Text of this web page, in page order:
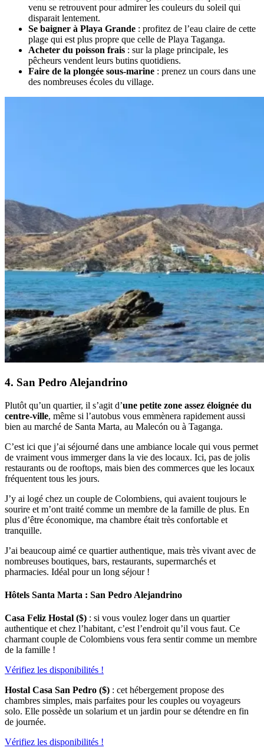
venu se retrouvent pour admirer les couleurs du soleil qui
disparait lentement.
Se baigner à Playa Grande : profitez de l’eau claire de cette
plage qui est plus propre que celle de Playa Taganga.
Acheter du poisson frais : sur la plage principale, les
pêcheurs vendent leurs butins quotidiens.
Faire de la plongée sous-marine : prenez un cours dans une
des nombreuses écoles du village.
4. San Pedro Alejandrino
Plutôt qu’un quartier, il s’agit d’une petite zone assez éloignée du
centre-ville, même si l’autobus vous emmènera rapidement aussi
bien au marché de Santa Marta, au Malecón ou à Taganga.
C’est ici que j’ai séjourné dans une ambiance locale qui vous permet
de vraiment vous immerger dans la vie des locaux. Ici, pas de jolis
restaurants ou de rooftops, mais bien des commerces que les locaux
fréquentent tous les jours.
J’y ai logé chez un couple de Colombiens, qui avaient toujours le
sourire et m’ont traité comme un membre de la famille de plus. En
plus d’être économique, ma chambre était très confortable et
tranquille.
J’ai beaucoup aimé ce quartier authentique, mais très vivant avec de
nombreuses boutiques, bars, restaurants, supermarchés et
pharmacies. Idéal pour un long séjour !
Hôtels Santa Marta : San Pedro Alejandrino
Casa Feliz Hostal ($) : si vous voulez loger dans un quartier
authentique et chez l’habitant, c’est l’endroit qu’il vous faut. Ce
charmant couple de Colombiens vous fera sentir comme un membre
de la famille !
Vérifiez les disponibilités !
Hostal Casa San Pedro ($) : cet hébergement propose des
chambres simples, mais parfaites pour les couples ou voyageurs
solo. Elle possède un solarium et un jardin pour se détendre en fin
de journée.
Vérifiez les disponibilités !